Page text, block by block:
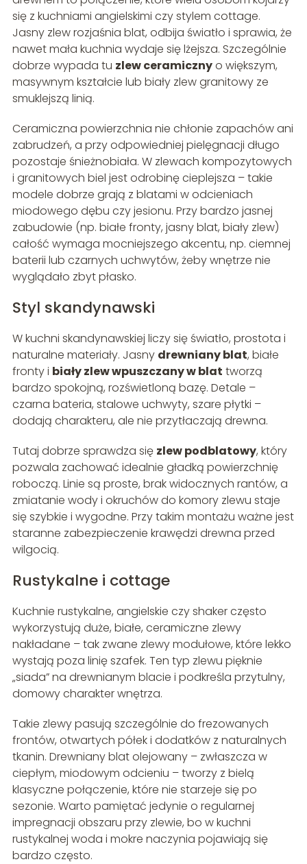
się z kuchniami angielskimi czy stylem cottage.
Jasny zlew rozjaśnia blat, odbija światło i sprawia, że
nawet mała kuchnia wydaje się lżejsza. Szczególnie
dobrze wypada tu zlew ceramicznyo większym,
masywnym kształcie lub biały zlew granitowy ze
smuklejszą linią.
Ceramiczna powierzchnia nie chłonie zapachów ani
zabrudzeń, a przy odpowiedniej pielęgnacji długo
pozostaje śnieżnobiała. W zlewach kompozytowych
i granitowych biel jest odrobinę cieplejsza – takie
modele dobrze grają z blatami w odcieniach
miodowego dębu czy jesionu. Przy bardzo jasnej
zabudowie (np. białe fronty, jasny blat, biały zlew)
całość wymaga mocniejszego akcentu, np. ciemnej
baterii lub czarnych uchwytów, żeby wnętrze nie
wyglądało zbyt płasko.
Styl skandynawski
W kuchni skandynawskiej liczy się światło, prostota i
naturalne materiały. Jasny drewniany blat, białe
fronty i biały zlew wpuszczany w blat tworzą
bardzo spokojną, rozświetloną bazę. Detale –
czarna bateria, stalowe uchwyty, szare płytki –
dodają charakteru, ale nie przytłaczają drewna.
Tutaj dobrze sprawdza się zlew podblatowy, który
pozwala zachować idealnie gładką powierzchnię
roboczą. Linie są proste, brak widocznych rantów, a
zmiatanie wody i okruchów do komory zlewu staje
się szybkie i wygodne. Przy takim montażu ważne jest
staranne zabezpieczenie krawędzi drewna przed
wilgocią.
Rustykalne i cottage
Kuchnie rustykalne, angielskie czy shaker często
wykorzystują duże, białe, ceramiczne zlewy
nakładane – tak zwane zlewy modułowe, które lekko
wystają poza linię szafek. Ten typ zlewu pięknie
„siada” na drewnianym blacie i podkreśla przytulny,
domowy charakter wnętrza.
Takie zlewy pasują szczególnie do frezowanych
frontów, otwartych półek i dodatków z naturalnych
tkanin. Drewniany blat olejowany – zwłaszcza w
ciepłym, miodowym odcieniu – tworzy z bielą
klasyczne połączenie, które nie starzeje się po
sezonie. Warto pamiętać jedynie o regularnej
impregnacji obszaru przy zlewie, bo w kuchni
rustykalnej woda i mokre naczynia pojawiają się
bardzo często.